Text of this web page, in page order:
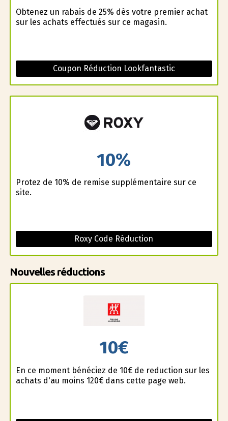
Obtenez un rabais de 25% dès votre premier achat
sur les achats effectués sur ce magasin.
Coupon Réduction Lookfantastic
10%
Profitez de 10% de remise supplémentaire sur ce
site.
Roxy Code Réduction
Nouvelles réductions
10€
En ce moment bénéficiez de 10€ de reduction sur les
achats d'au moins 120€ dans cette page web.